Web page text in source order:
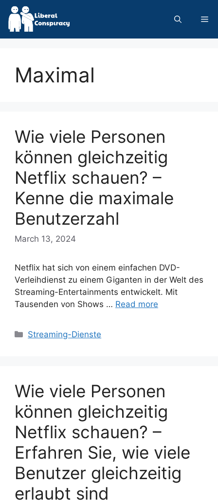
Skip
content
Maximal
Wie viele Personen
können gleichzeitig
Netflix schauen? –
Kenne die maximale
Benutzerzahl
March 13, 2024
Netflix hat sich von einem einfachen DVD-
Verleihdienst zu einem Giganten in der Welt des
Streaming-Entertainments entwickelt. Mit
Tausenden von Shows … Read more
Categories
Streaming-Dienste
Wie viele Personen
können gleichzeitig
Netflix schauen? –
Erfahren Sie, wie viele
Benutzer gleichzeitig
erlaubt sind